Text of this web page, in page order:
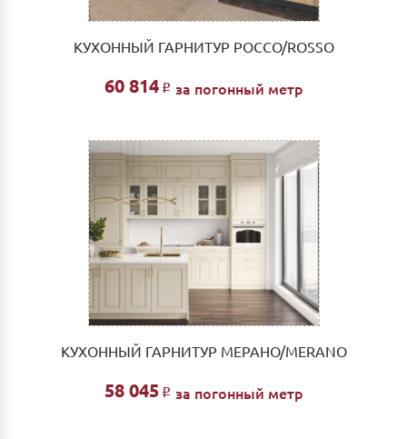
КУХОННЫЙ ГАРНИТУР РОССО/ROSSO
60 814 Р за погонный метр
КУХОННЫЙ ГАРНИТУР МЕРАНО/MERANO
58 045 Р за погонный метр